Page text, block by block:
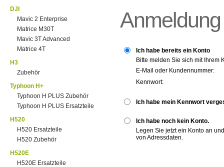
DJI
Mavic 2 Enterprise
Matrice M30T
Mavic 3T Advanced
Matrice 4T
H3
Zubehör
Typhoon H+
Typhoon H PLUS Zubehör
Typhoon H PLUS Ersatzteile
H520
H520 Ersatzteile
H520 Zubehör
H520E
H520E Ersatzteile
Anmeldung
Ich habe bereits ein Konto
Bitte melden Sie sich mit Ihrem
E-Mail oder Kundennummer:
Kennwort:
Ich habe mein Kennwort
Ich habe noch kein Konto.
Legen Sie jetzt ein Konto an
von Adressdaten.